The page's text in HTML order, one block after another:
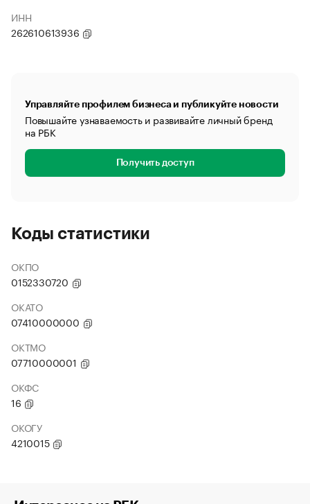
ИНН
262610613936
Управляйте профилем бизнеса и публикуйте новости
Повышайте узнаваемость и развивайте личный бренд
на РБК
Получить доступ
Коды статистики
ОКПО
0152330720
ОКАТО
07410000000
ОКТМО
07710000001
ОКФС
16
ОКОГУ
4210015